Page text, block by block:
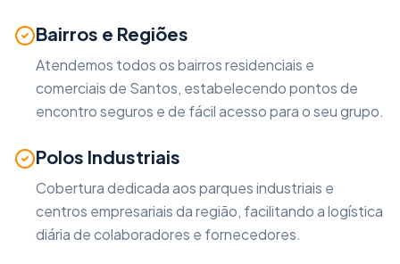
Bairros e Regiões
Atendemos todos os bairros residenciais e
comerciais de Santos, estabelecendo pontos de
encontro seguros e de fácil acesso para o seu grupo.
Polos Industriais
Cobertura dedicada aos parques industriais e
centros empresariais da região, facilitando a logística
diária de colaboradores e fornecedores.